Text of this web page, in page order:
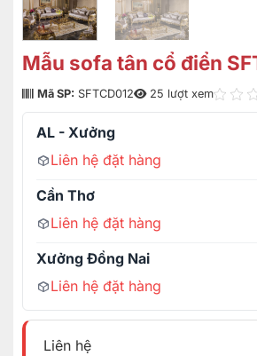
Mẫu sofa tân cổ điển
Mã SP: SFTCD012 25 lượt xem
AL - Xưởng
Liên hệ đặt hàng
Cần Thơ
Liên hệ đặt hàng
Xưởng Đồng Nai
Liên hệ đặt hàng
Liên hệ